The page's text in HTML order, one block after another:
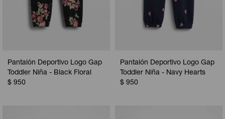
Pantalón Deportivo Logo Gap
Toddler Niña - Black Floral
$ 950
Pantalón Deportivo Logo Gap
Toddler Niña - Navy Hearts
$ 950